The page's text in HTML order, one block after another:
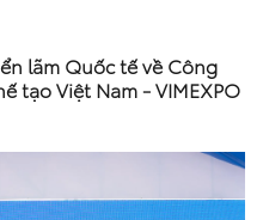
lãm Quốc tế về Công
biến chế tạo Việt Nam - VIMEXPO